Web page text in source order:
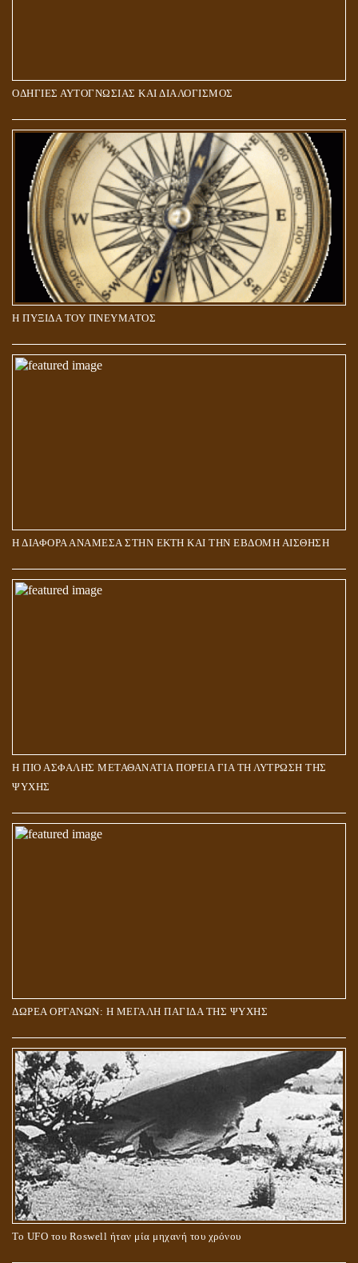
ΟΔΗΓΙΕΣ ΑΥΤΟΓΝΩΣΙΑΣ ΚΑΙ ΔΙΑΛΟΓΙΣΜΟΣ
Η ΠΥΞΙΔΑ ΤΟΥ ΠΝΕΥΜΑΤΟΣ
Η ΔΙΑΦΟΡΑ ΑΝΑΜΕΣΑ ΣΤΗΝ ΕΚΤΗ ΚΑΙ ΤΗΝ ΕΒΔΟΜΗ ΑΙΣΘΗΣΗ
Η ΠΙΟ ΑΣΦΑΛΗΣ ΜΕΤΑΘΑΝΑΤΙΑ ΠΟΡΕΙΑ ΓΙΑ ΤΗ ΛΥΤΡΩΣΗ ΤΗΣ
ΨΥΧΗΣ
ΔΩΡΕΑ ΟΡΓΑΝΩΝ: Η ΜΕΓΑΛΗ ΠΑΓΙΔΑ ΤΗΣ ΨΥΧΗΣ
Το UFO του Roswell ήταν μία μηχανή του χρόνου
5Η ΔΙΑΣΤΑΣΗ ΚΑΙ ΠΝΕΥΜΑΤΙΚΗ ΑΡΠΑΓΗ: ΔΥΟ ΔΙΑΦΟΡΕΤΙΚΕΣ
ΚΑΤΑΣΤΑΣΕΙΣ